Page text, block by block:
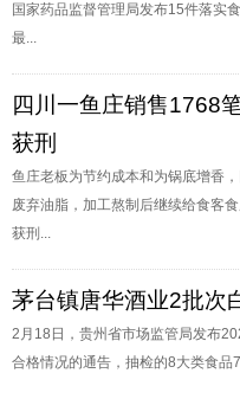
国家药品监督管理局发布15件落实
最...
四川一鱼庄销售1768
获刑
鱼庄老板为节约成本和为锅底增香
废弃油脂，加工熬制后继续给食客
获刑...
茅台镇唐华酒业2批次
2月18日，贵州省市场监管局发布
合格情况的通告，抽检的8大类食品